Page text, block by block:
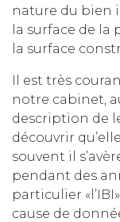
nature du bien
la surface de la
la surface
Il est très
notre cabinet,
description de
découvrir
souvent il
pendant des
particulier
cause de